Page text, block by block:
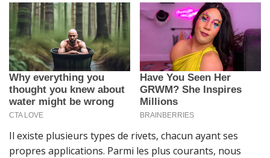
Il existe plusieurs types de rivets, chacun ayant ses
propres applications. Parmi les plus courants, nous